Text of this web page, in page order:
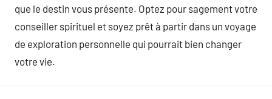
que le destin vous présente. Optez pour sagement votre
conseiller spirituel et soyez prêt à partir dans un voyage
de exploration personnelle qui pourrait bien changer
votre vie.